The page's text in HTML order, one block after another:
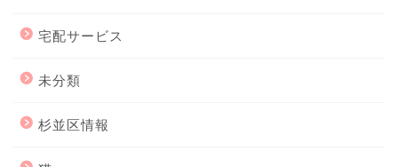
宅配サービス
未分類
杉並区情報